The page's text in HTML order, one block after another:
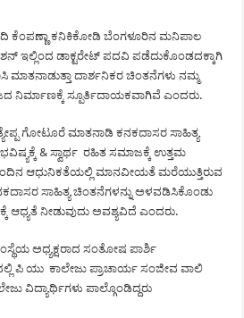
ಕೆಂಪಣ್ಣಾ ಕನಿಕಿಕೋಡಿ ಬೆಂಗಳೂರಿನ ಮನಿಪಾಲ
ಇಲ್ಲಿಂದ ಡಾಕ್ಟರೇಟ್ ಪದವಿ ಪಡೆದುಕೊಂಡದಕ್ಕಾಗಿ
ಮಾತನಾಡುತ್ತಾ ದಾರ್ಶನಿಕರ ಚಿಂತನೆಗಳು ನಮ್ಮ
ನಿರ್ಮಾಣಕ್ಕೆ ಸ್ಪೂರ್ತಿದಾಯಕವಾಗಿವೆ ಎಂದರು.
ಗೋಟೂರೆ ಮಾತನಾಡಿ ಕನಕದಾಸರ ಸಾಹಿತ್ಯ
& ಸ್ವಾರ್ಥ ರಹಿತ ಸಮಾಜಕ್ಕೆ ಉತ್ತಮ
ಆಧುನಿಕತೆಯಲ್ಲಿ ಮಾನವೀಯತೆ ಮರೆಯುತ್ತಿರುವ
ಸಾಹಿತ್ಯ ಚಿಂತನೆಗಳನ್ನು ಅಳವಡಿಸಿಕೊಂಡು
ನೀಡುವುದು ಅವಶ್ಯವಿದೆ ಎಂದರು.
ಅಧ್ಯಕ್ಷರಾದ ಸಂತೋಷ ಪಾರ್ಶಿ
ಪಿ ಯು ಕಾಲೇಜು ಪ್ರಾಚಾರ್ಯ ಸಂಜೀವ ವಾಲಿ
ವಿದ್ಯಾರ್ಥಿಗಳು ಪಾಲ್ಗೊಂಡಿದ್ದರು